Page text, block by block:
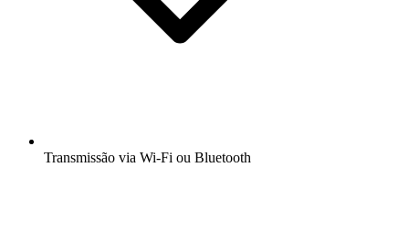
Transmissão via Wi-Fi ou Bluetooth